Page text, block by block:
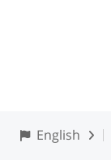
English